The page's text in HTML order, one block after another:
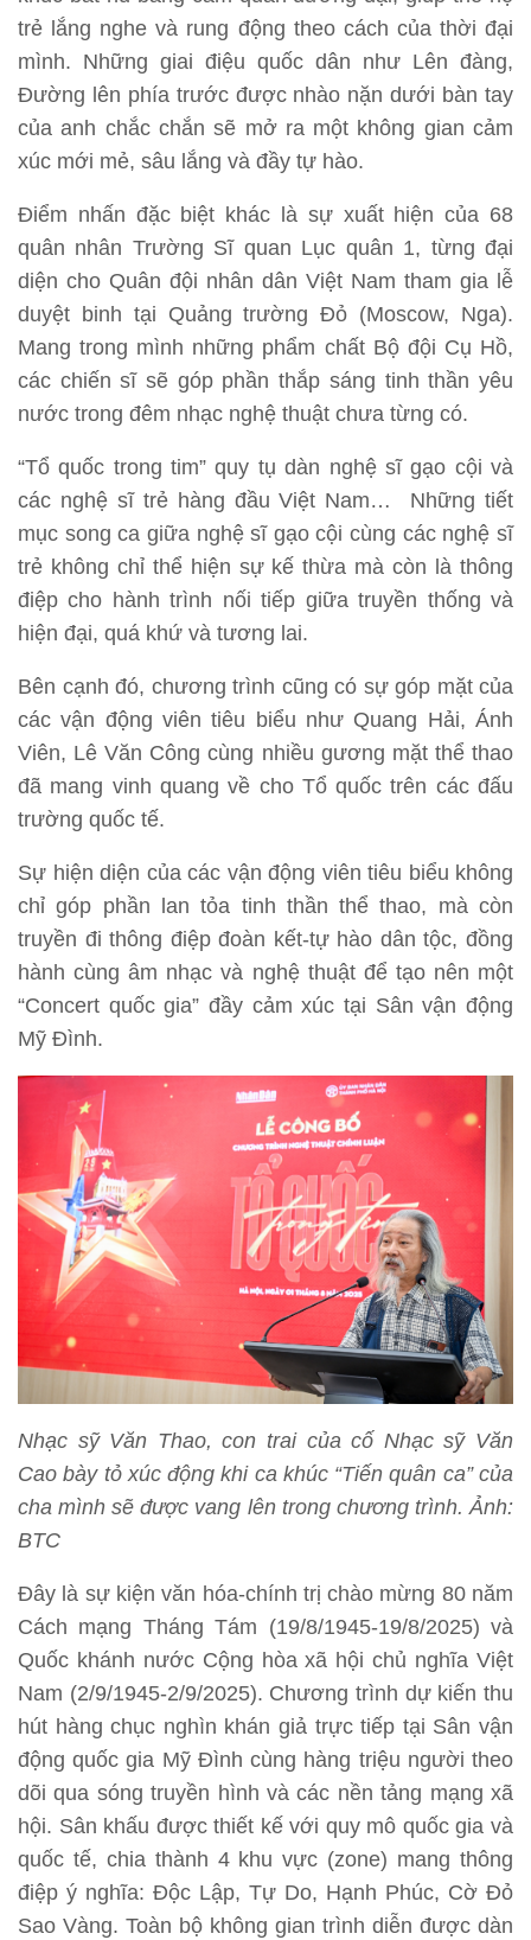
trẻ lắng nghe và rung động theo cách của thời đại
mình. Những giai điệu quốc dân như Lên đàng,
Đường lên phía trước được nhào nặn dưới bàn tay
của anh chắc chắn sẽ mở ra một không gian cảm
xúc mới mẻ, sâu lắng và đầy tự hào.
Điểm nhấn đặc biệt khác là sự xuất hiện của 68
quân nhân Trường Sĩ quan Lục quân 1, từng đại
diện cho Quân đội nhân dân Việt Nam tham gia lễ
duyệt binh tại Quảng trường Đỏ (Moscow, Nga).
Mang trong mình những phẩm chất Bộ đội Cụ Hồ,
các chiến sĩ sẽ góp phần thắp sáng tinh thần yêu
nước trong đêm nhạc nghệ thuật chưa từng có.
“Tổ quốc trong tim” quy tụ dàn nghệ sĩ gạo cội và
các nghệ sĩ trẻ hàng đầu Việt Nam… Những tiết
mục song ca giữa nghệ sĩ gạo cội cùng các nghệ sĩ
trẻ không chỉ thể hiện sự kế thừa mà còn là thông
điệp cho hành trình nối tiếp giữa truyền thống và
hiện đại, quá khứ và tương lai.
Bên cạnh đó, chương trình cũng có sự góp mặt của
các vận động viên tiêu biểu như Quang Hải, Ánh
Viên, Lê Văn Công cùng nhiều gương mặt thể thao
đã mang vinh quang về cho Tổ quốc trên các đấu
trường quốc tế.
Sự hiện diện của các vận động viên tiêu biểu không
chỉ góp phần lan tỏa tinh thần thể thao, mà còn
truyền đi thông điệp đoàn kết-tự hào dân tộc, đồng
hành cùng âm nhạc và nghệ thuật để tạo nên một
“Concert quốc gia” đầy cảm xúc tại Sân vận động
Mỹ Đình.
Nhạc sỹ Văn Thao, con trai của cố Nhạc sỹ Văn
Cao bày tỏ xúc động khi ca khúc “Tiến quân ca” của
cha mình sẽ được vang lên trong chương trình. Ảnh:
BTC
Đây là sự kiện văn hóa-chính trị chào mừng 80 năm
Cách mạng Tháng Tám (19/8/1945-19/8/2025) và
Quốc khánh nước Cộng hòa xã hội chủ nghĩa Việt
Nam (2/9/1945-2/9/2025). Chương trình dự kiến thu
hút hàng chục nghìn khán giả trực tiếp tại Sân vận
động quốc gia Mỹ Đình cùng hàng triệu người theo
dõi qua sóng truyền hình và các nền tảng mạng xã
hội. Sân khấu được thiết kế với quy mô quốc gia và
quốc tế, chia thành 4 khu vực (zone) mang thông
điệp ý nghĩa: Độc Lập, Tự Do, Hạnh Phúc, Cờ Đỏ
Sao Vàng. Toàn bộ không gian trình diễn được dàn